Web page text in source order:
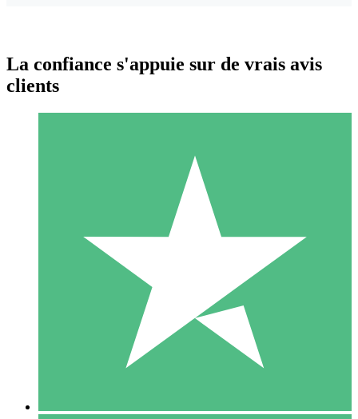
Packs de Crédits Individuels
Payez à l'utilisation avec des crédits de téléchargement. Sans
1 Téléchargement
10 00
La confiance s'appuie sur de vrais avis
clients